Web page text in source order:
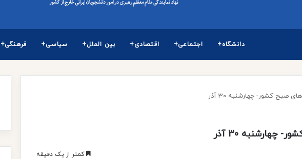
دانشگاه+ اجتماعی+ اقتصادی+ بین الملل+ سیاسی+ فرهنگی+
صبح کشور- چهارشنبه 30 آذر
چهارشنبه 30 آذر
کمتر از یک دقیقه